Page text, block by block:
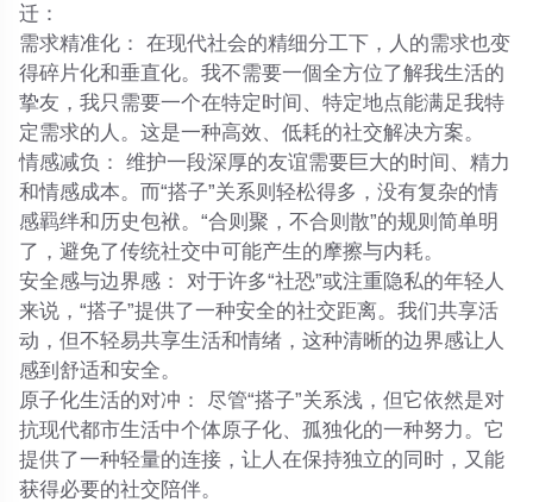
迁：
需求精准化：
在现代社会的精细分工下，人的需求也变
得碎片化和垂直化。我不需要一個全方位了解我生活的
挚友，我只需要一个在特定时间、特定地点能满足我特
定需求的人。这是一种高效、低耗的社交解决方案。
情感减负：
维护一段深厚的友谊需要巨大的时间、精力
和情感成本。而“搭子”关系则轻松得多，没有复杂的情
感羁绊和历史包袱。“合则聚，不合则散”的规则简单明
了，避免了传统社交中可能产生的摩擦与内耗。
安全感与边界感：
对于许多“社恐”或注重隐私的年轻人
来说，“搭子”提供了一种安全的社交距离。我们共享活
动，但不轻易共享生活和情绪，这种清晰的边界感让人
感到舒适和安全。
原子化生活的对冲：
尽管“搭子”关系浅，但它依然是对
抗现代都市生活中个体原子化、孤独化的一种努力。它
提供了一种轻量的连接，让人在保持独立的同时，又能
获得必要的社交陪伴。